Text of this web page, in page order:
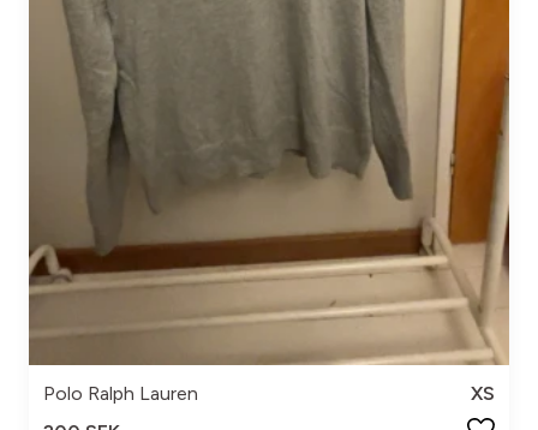
Polo Ralph Lauren
XS